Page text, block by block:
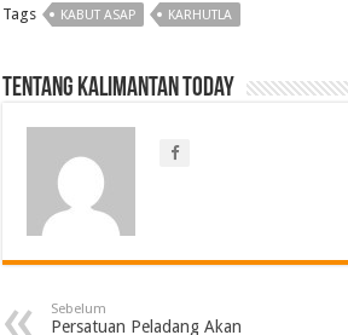
Tags KABUT ASAP KARHUTLA
Tentang Kalimantan Today
Sebelum
Persatuan Peladang Akan